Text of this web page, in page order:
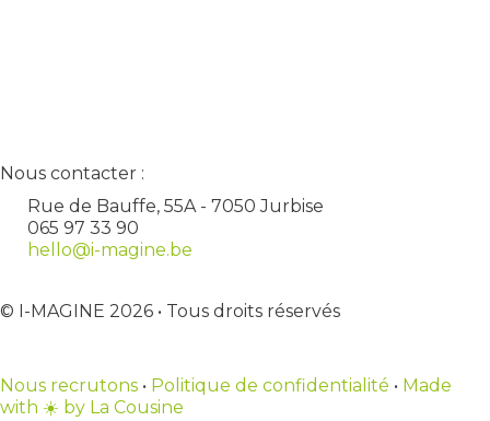
Nous contacter :
Rue de Bauffe, 55A - 7050 Jurbise
065 97 33 90
hello@i-magine.be
© I-MAGINE 2026 • Tous droits réservés
Nous recrutons • Politique de confidentialité • Made
with ☀️ by La Cousine